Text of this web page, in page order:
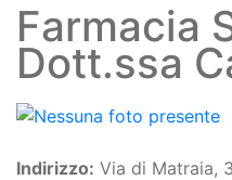
Farmacia
Dott.ssa
Indirizzo Via di Matraia,